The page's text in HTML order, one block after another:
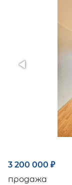
3 200 000 ₽
продажа